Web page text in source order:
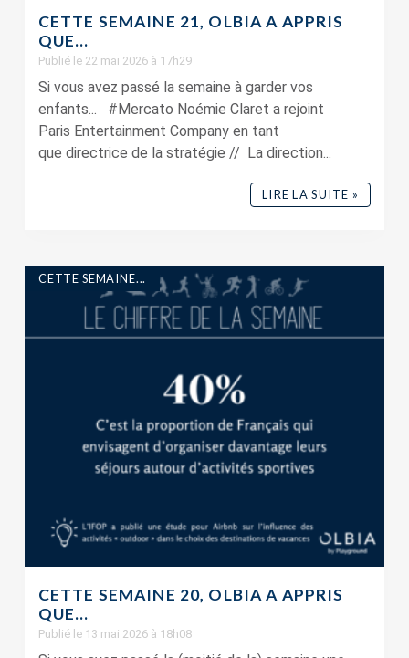
CETTE SEMAINE 21, OLBIA A APPRIS
QUE…
Publié le 22 mai 2026 à 17h29
Si vous avez passé la semaine à garder vos
enfants... #Mercato Noémie Claret a rejoint
Paris Entertainment Company en tant
que directrice de la stratégie // La direction...
LIRE LA SUITE »
CETTE SEMAINE...
CETTE SEMAINE 20, OLBIA A APPRIS
QUE…
Publié le 13 mai 2026 à 18h08